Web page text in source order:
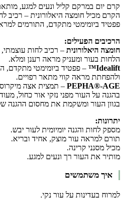
קרם יום במרקם קליל ונעים למגע,
פפטיד ביומימטי מתקדם, התורמים
הרכיבים הפעילים:
חומצה היאלורונית – רכיב לחות
הלחות בעור ומעניק מראה רענן ומלא.
Idealift™
– פפטיד ביומימטי מתקדם,
ולהפחתת מראה קווי מתאר רפויים.
PEPHA®-AGE – תמצית אצה
בהגנה על העור מפני נזקי אור כחול,
בגוון העור ומשקמת את מחסום ההגנה
יתרונות:
מספק לחות והגנה יומיומית לעור יבש.
תורם למראה עור מוצק, אחיד ובריא.
מכיל מסנני קרינה.
מותיר את העור רך ונעים למגע.
איך משתמשים
למרוח בעדינות על עור נקי.